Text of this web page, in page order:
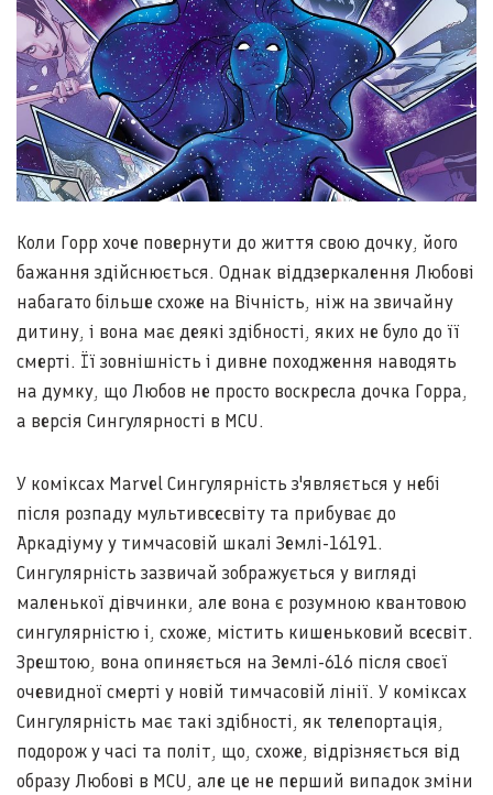
Коли Горр хоче повернути до життя свою дочку, його
бажання здійснюється. Однак віддзеркалення Любові
набагато більше схоже на Вічність, ніж на звичайну
дитину, і вона має деякі здібності, яких не було до її
смерті. Її зовнішність і дивне походження наводять
на думку, що Любов не просто воскресла дочка Горра,
а версія Сингулярності в MCU.
У коміксах Marvel Сингулярність з'являється у небі
після розпаду мультивсесвіту та прибуває до
Аркадіуму у тимчасовій шкалі Землі-16191.
Сингулярність зазвичай зображується у вигляді
маленької дівчинки, але вона є розумною квантовою
сингулярністю і, схоже, містить кишеньковий всесвіт.
Зрештою, вона опиняється на Землі-616 після своєї
очевидної смерті у новій тимчасовій лінії. У коміксах
Сингулярність має такі здібності, як телепортація,
подорож у часі та політ, що, схоже, відрізняється від
образу Любові в MCU, але це не перший випадок зміни